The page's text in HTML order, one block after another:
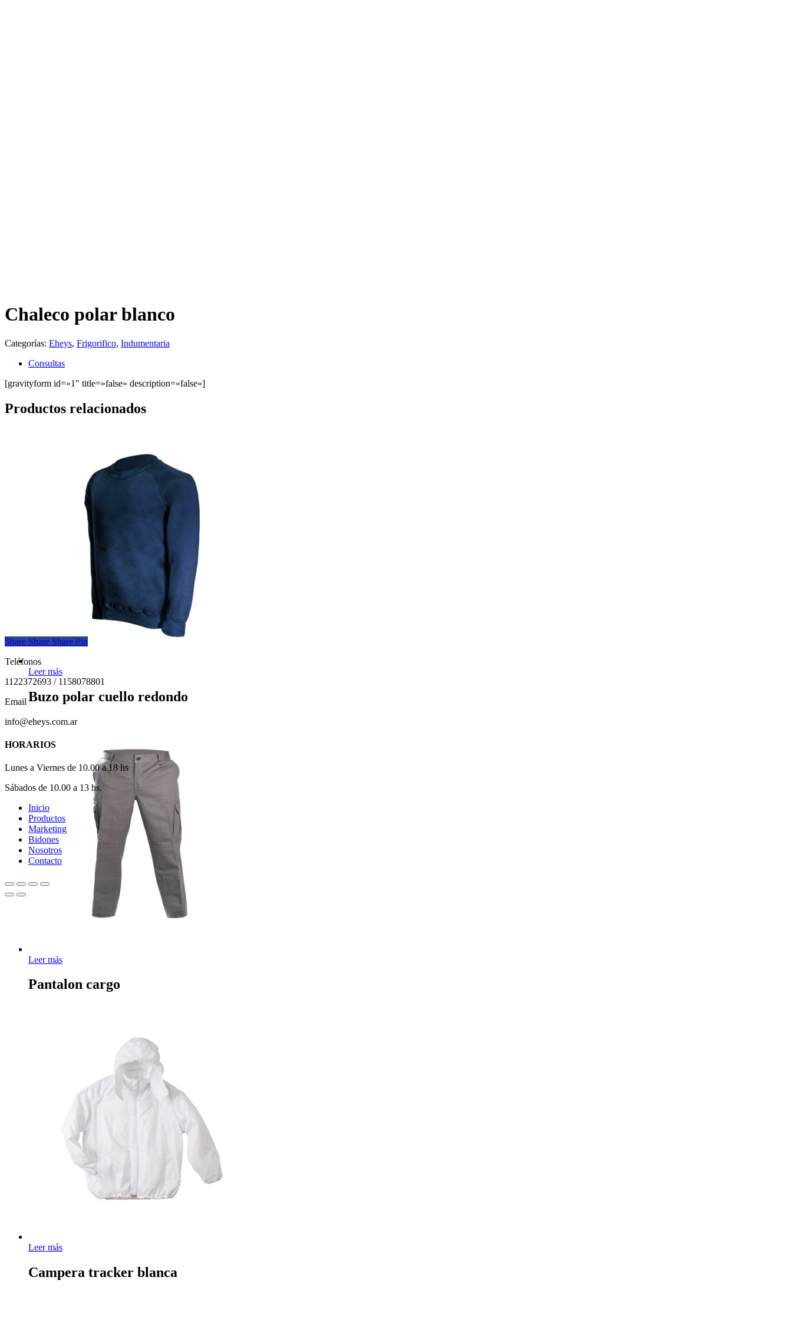
Chaleco polar blanco
Categorías: Eheys, Frigorifico, Indumentaria
Consultas
[gravityform id=»1″ title=»false» description=»false»]
Productos relacionados
Leer más
Buzo polar cuello redondo
Leer más
Pantalon cargo
Leer más
Campera tracker blanca
Share Share Share Pin
Teléfonos
1122372693 / 1158078801
Email
info@eheys.com.ar
HORARIOS
Lunes a Viernes de 10.00 a 18 hs
Sábados de 10.00 a 13 hs.
Close
Menu
Inicio
Productos
Marketing
Bidones
Nosotros
Contacto